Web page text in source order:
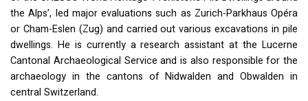
the Alps’, led major evaluations such as Zurich-Parkhaus Opéra
or Cham-Eslen (Zug) and carried out various excavations in pile
dwellings. He is currently a research assistant at the Lucerne
Cantonal Archaeological Service and is also responsible for the
archaeology in the cantons of Nidwalden and Obwalden in
central Switzerland.